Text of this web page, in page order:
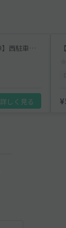
【グリーンテント付き駐車券】西駐車場 8/9(日)用 LuckyFes'26
詳しく見る